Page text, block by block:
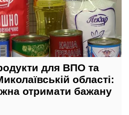
для ВПО та
області:
отримати бажану